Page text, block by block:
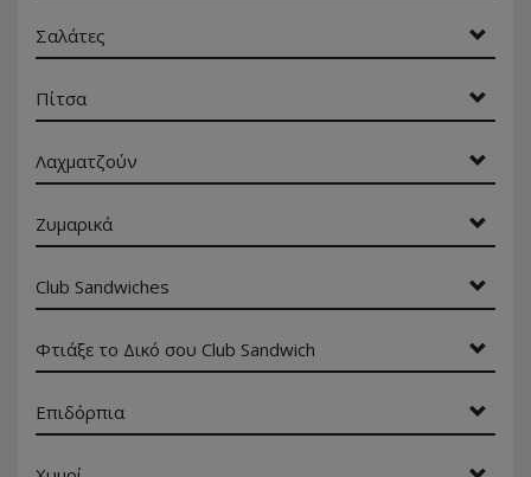
Σαλάτες
Πίτσα
Λαχματζούν
Ζυμαρικά
Club Sandwiches
Φτιάξε το Δικό σου Club Sandwich
Επιδόρπια